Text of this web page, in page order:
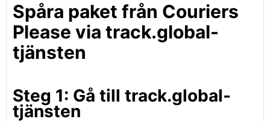
Spåra paket från Couriers
Please via track.global-
tjänsten
Steg 1: Gå till track.global-
tjänsten